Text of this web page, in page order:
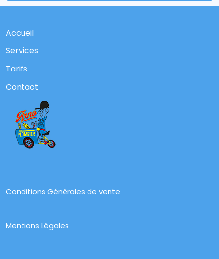
Accueil
Services
Tarifs
Contact
Conditions Générales de vente
Mentions Légales